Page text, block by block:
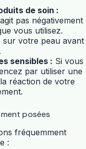
de soin :
pas négativement
vous utilisez.
sur votre peau avant
sensibles : Si vous
par utiliser une
réaction de votre
posées
fréquemment
: